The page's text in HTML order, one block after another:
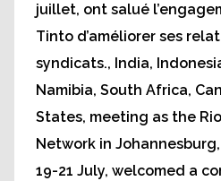
juillet, ont salué
Tinto d’améliorer ses
syndicats., India,
Namibia, South Africa,
States, meeting as the
Network in
19-21 July, welcomed a